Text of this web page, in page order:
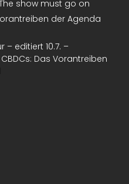
show must go on
der Agenda
– editiert 10.7. –
CBDCs: Das Vorantreiben